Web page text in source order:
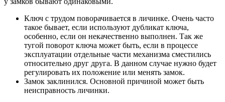
Ключ с трудом поворачивается в личинке. Очень часто
такое бывает, если используют дубликат ключа,
особенно, если он некачественно выполнен. Так же
тугой поворот ключа может быть, если в процессе
эксплуатации отдельные части механизма сместились
относительно друг друга. В данном случае нужно будет
регулировать их положение или менять замок.
Замок заклинился. Основной причиной может быть
неисправность личинки.